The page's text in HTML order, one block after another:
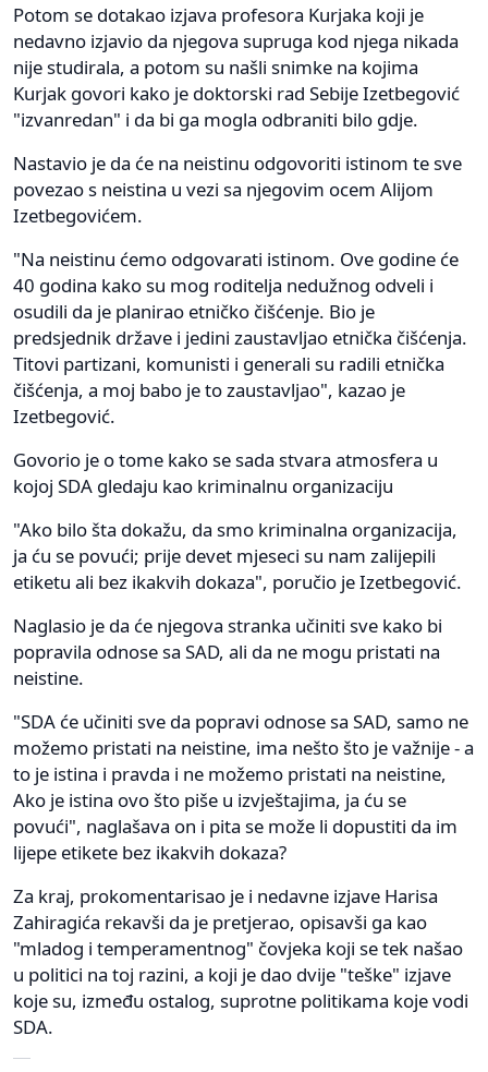
Potom se dotakao izjava profesora Kurjaka koji je
nedavno izjavio da njegova supruga kod njega nikada
nije studirala, a potom su našli snimke na kojima
Kurjak govori kako je doktorski rad Sebije Izetbegović
"izvanredan" i da bi ga mogla odbraniti bilo gdje.
Nastavio je da će na neistinu odgovoriti istinom te sve
povezao s neistina u vezi sa njegovim ocem Alijom
Izetbegovićem.
"Na neistinu ćemo odgovarati istinom. Ove godine će
40 godina kako su mog roditelja nedužnog odveli i
osudili da je planirao etničko čišćenje. Bio je
predsjednik države i jedini zaustavljao etnička čišćenja.
Titovi partizani, komunisti i generali su radili etnička
čišćenja, a moj babo je to zaustavljao", kazao je
Izetbegović.
Govorio je o tome kako se sada stvara atmosfera u
kojoj SDA gledaju kao kriminalnu organizaciju
"Ako bilo šta dokažu, da smo kriminalna organizacija,
ja ću se povući; prije devet mjeseci su nam zalijepili
etiketu ali bez ikakvih dokaza", poručio je Izetbegović.
Naglasio je da će njegova stranka učiniti sve kako bi
popravila odnose sa SAD, ali da ne mogu pristati na
neistine.
"SDA će učiniti sve da popravi odnose sa SAD, samo ne
možemo pristati na neistine, ima nešto što je važnije - a
to je istina i pravda i ne možemo pristati na neistine,
Ako je istina ovo što piše u izvještajima, ja ću se
povući", naglašava on i pita se može li dopustiti da im
lijepe etikete bez ikakvih dokaza?
Za kraj, prokomentarisao je i nedavne izjave Harisa
Zahiragića rekavši da je pretjerao, opisavši ga kao
"mladog i temperamentnog" čovjeka koji se tek našao
u politici na toj razini, a koji je dao dvije "teške" izjave
koje su, između ostalog, suprotne politikama koje vodi
SDA.